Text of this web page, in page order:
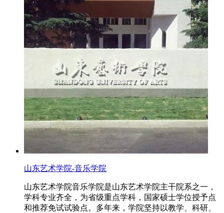
山东艺术学院-音乐学院
山东艺术学院音乐学院是山东艺术学院主干院系之一，
学科专业齐全，为省级重点学科，国家硕士学位授予点
和推荐免试试验点。多年来，学院坚持以教学、科研、